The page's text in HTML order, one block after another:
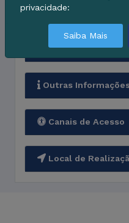
Quanto tempo leva
Custos
Outras
Canais de Acesso
Local de
privacidade:
Saiba Mais